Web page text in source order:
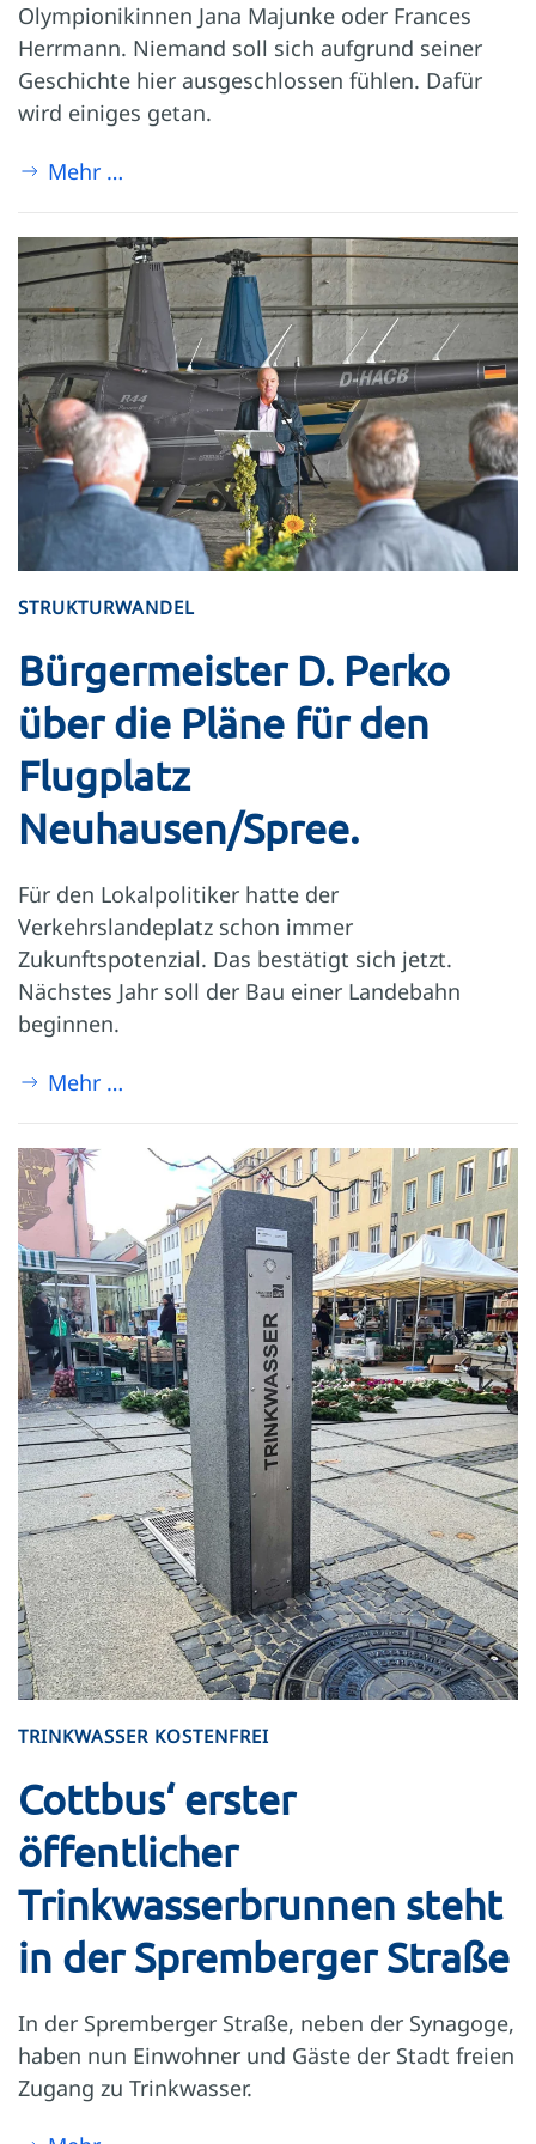
Olympionikinnen Jana Majunke oder Frances
Herrmann. Niemand soll sich aufgrund seiner
Geschichte hier ausgeschlossen fühlen. Dafür
wird einiges getan.
Mehr …
STRUKTURWANDEL
Bürgermeister D. Perko
über die Pläne für den
Flugplatz
Neuhausen/Spree.
Für den Lokalpolitiker hatte der
Verkehrslandeplatz schon immer
Zukunftspotenzial. Das bestätigt sich jetzt.
Nächstes Jahr soll der Bau einer Landebahn
beginnen.
Mehr …
TRINKWASSER KOSTENFREI
Cottbus‘ erster
öffentlicher
Trinkwasserbrunnen steht
in der Spremberger Straße
In der Spremberger Straße, neben der Synagoge,
haben nun Einwohner und Gäste der Stadt freien
Zugang zu Trinkwasser.